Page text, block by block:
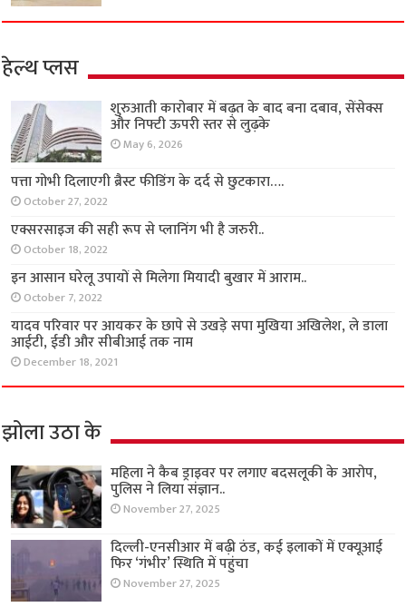
हेल्थ प्लस
शुरुआती कारोबार में बढ़त के बाद बना दबाव, सेंसेक्स
और निफ्टी ऊपरी स्तर से लुढ़के
May 6, 2026
पत्ता गोभी दिलाएगी ब्रैस्ट फीडिंग के दर्द से छुटकारा….
October 27, 2022
एक्सरसाइज की सही रूप से प्लानिंग भी है जरुरी..
October 18, 2022
इन आसान घरेलू उपायों से मिलेगा मियादी बुखार में आराम..
October 7, 2022
यादव परिवार पर आयकर के छापे से उखड़े सपा मुखिया अखिलेश, ले डाला
आईटी, ईडी और सीबीआई तक नाम
December 18, 2021
झोला उठा के
महिला ने कैब ड्राइवर पर लगाए बदसलूकी के आरोप,
पुलिस ने लिया संज्ञान..
November 27, 2025
दिल्ली-एनसीआर में बढ़ी ठंड, कई इलाकों में एक्यूआई
फिर ‘गंभीर’ स्थिति में पहुंचा
November 27, 2025